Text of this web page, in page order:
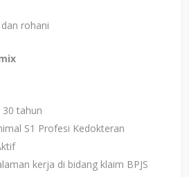
rohani
tahun
S1 Profesi Kedokteran
kerja di bidang klaim BPJS